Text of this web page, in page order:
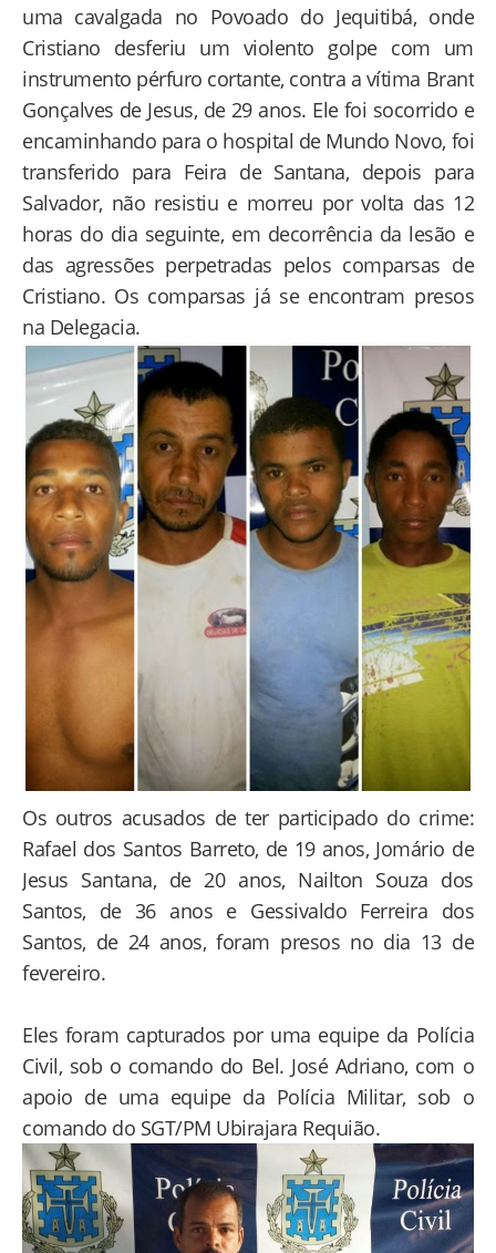
uma cavalgada no Povoado do Jequitibá, onde
Cristiano desferiu um violento golpe com um
instrumento pérfuro cortante, contra a vítima Brant
Gonçalves de Jesus, de 29 anos. Ele foi socorrido e
encaminhando para o hospital de Mundo Novo, foi
transferido para Feira de Santana, depois para
Salvador, não resistiu e morreu por volta das 12
horas do dia seguinte, em decorrência da lesão e
das agressões perpetradas pelos comparsas de
Cristiano. Os comparsas já se encontram presos
na Delegacia.
Os outros acusados de ter participado do crime:
Rafael dos Santos Barreto, de 19 anos, Jomário de
Jesus Santana, de 20 anos, Nailton Souza dos
Santos, de 36 anos e Gessivaldo Ferreira dos
Santos, de 24 anos, foram presos no dia 13 de
fevereiro.
Eles foram capturados por uma equipe da Polícia
Civil, sob o comando do Bel. José Adriano, com o
apoio de uma equipe da Polícia Militar, sob o
comando do SGT/PM Ubirajara Requião.